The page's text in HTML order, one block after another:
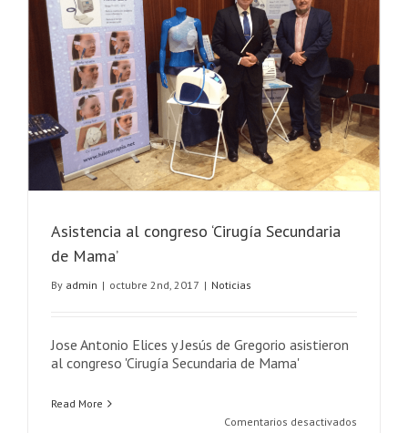
Asistencia al congreso ‘Cirugía Secundaria
de Mama’
By admin | octubre 2nd, 2017 | Noticias
Jose Antonio Elices y Jesús de Gregorio asistieron
al congreso 'Cirugía Secundaria de Mama'
Read More
Comentarios desactivados